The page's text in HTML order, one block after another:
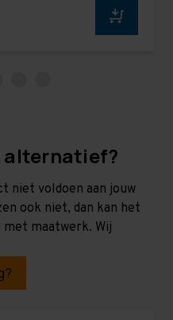
alternatief?
niet voldoen aan jouw
ook niet, dan kan het
met maatwerk. Wij